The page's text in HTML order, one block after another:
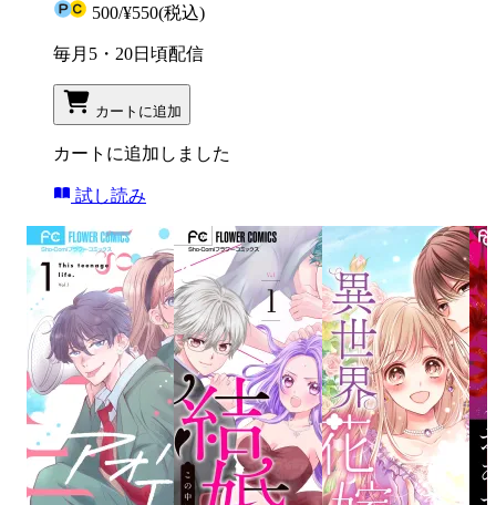
500/¥550(税込)
毎月5・20日頃配信
カートに追加
カートに追加しました
試し読み